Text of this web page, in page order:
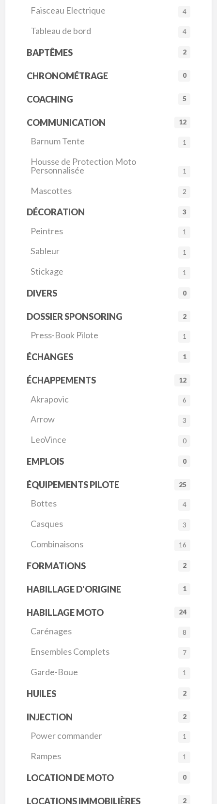
Faisceau Electrique 4
Tableau de bord 4
BAPTÊMES 2
CHRONOMÉTRAGE 0
COACHING 5
COMMUNICATION 12
Barnum Tente 1
Housse de Protection Moto
Personnalisée
1
Mascottes 2
DÉCORATION 3
Peintres 1
Sableur 1
Stickage 1
DIVERS 0
DOSSIER SPONSORING 2
Press-Book Pilote 1
ÉCHANGES 1
ÉCHAPPEMENTS 12
Akrapovic 6
Arrow 3
LeoVince 0
EMPLOIS 0
ÉQUIPEMENTS PILOTE 25
Bottes 4
Casques 3
Combinaisons 16
FORMATIONS 2
HABILLAGE D'ORIGINE 1
HABILLAGE MOTO 24
Carénages 8
Ensembles Complets 7
Garde-Boue 1
HUILES 2
INJECTION 2
Power commander 1
Rampes 1
LOCATION DE MOTO 0
LOCATIONS IMMOBILIÈRES 2